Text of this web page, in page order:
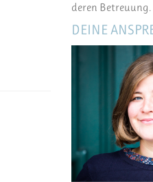
deren Betreuung.
DEINE